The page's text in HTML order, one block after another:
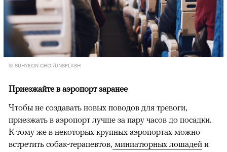
© SUHYEON CHOI/UNSPLASH
Приезжайте в аэропорт заранее
Чтобы не создавать новых поводов для тревоги,
приезжать в аэропорт лучше за пару часов до посадки.
К тому же в некоторых крупных аэропортах можно
встретить собак-терапевтов, миниатюрных лошадей и